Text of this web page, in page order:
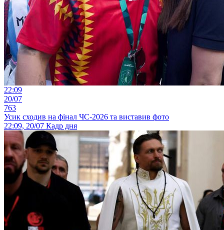
22:09
20/07
763
Усик сходив на фінал ЧС-2026 та виставив фото
22:09, 20/07 Кадр дня